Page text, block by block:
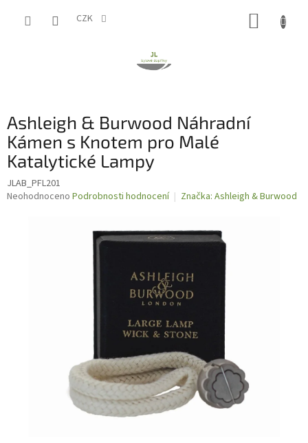
CZK
Ashleigh & Burwood Náhradní
Kámen s Knotem pro Malé
Katalytické Lampy
JLAB_PFL201
Průměrné
Neohodnoceno Podrobnosti hodnocení Značka: Ashleigh & Burwood